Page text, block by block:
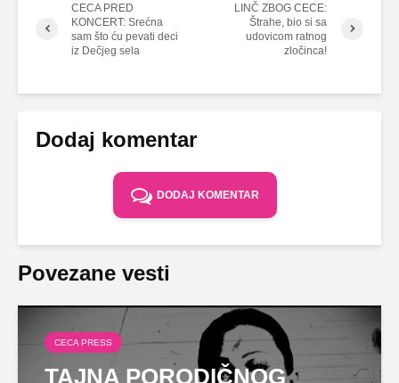
CECA PRED
KONCERT: Srećna
sam što ću pevati deci
iz Dečjeg sela
LINČ ZBOG CECE:
Štrahe, bio si sa
udovicom ratnog
zločinca!
Dodaj komentar
DODAJ KOMENTAR
Povezane vesti
CECA PRESS
TAJNA PORODIČNOG